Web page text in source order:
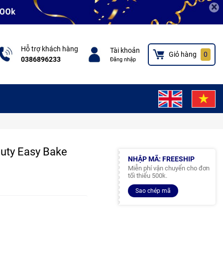
×
Hỗ trợ khách hàng
0386896233
Tài khoản
Đăng nhập
Giỏ hàng 0
Easy Bake
NHẬP MÃ: FREESHIP
Miễn phí vận chuyển cho đơn
tối thiểu 500k.
Sao chép mã